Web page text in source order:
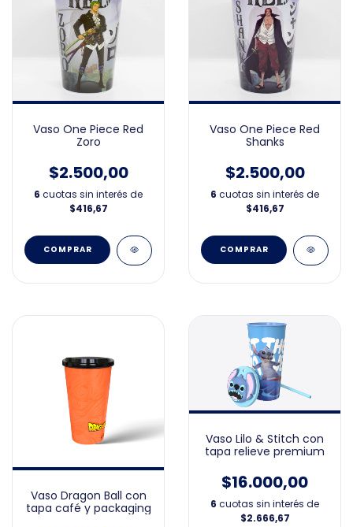
Vaso One Piece Red
Zoro
$2.500,00
6 cuotas sin interés de
$416,67
Vaso One Piece Red
Shanks
$2.500,00
6 cuotas sin interés de
$416,67
Vaso Dragon Ball con
tapa café y packaging
Vaso Lilo & Stitch con
tapa relieve premium
$16.000,00
6 cuotas sin interés de
$2.666,67